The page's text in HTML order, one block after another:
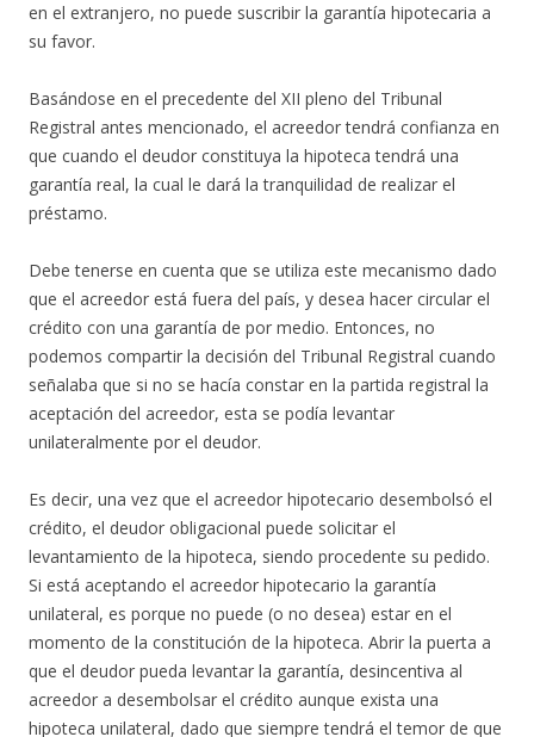
en el extranjero, no puede suscribir la garantía hipotecaria a
su favor.
Basándose en el precedente del XII pleno del Tribunal
Registral antes mencionado, el acreedor tendrá confianza en
que cuando el deudor constituya la hipoteca tendrá una
garantía real, la cual le dará la tranquilidad de realizar el
préstamo.
Debe tenerse en cuenta que se utiliza este mecanismo dado
que el acreedor está fuera del país, y desea hacer circular el
crédito con una garantía de por medio. Entonces, no
podemos compartir la decisión del Tribunal Registral cuando
señalaba que si no se hacía constar en la partida registral la
aceptación del acreedor, esta se podía levantar
unilateralmente por el deudor.
Es decir, una vez que el acreedor hipotecario desembolsó el
crédito, el deudor obligacional puede solicitar el
levantamiento de la hipoteca, siendo procedente su pedido.
Si está aceptando el acreedor hipotecario la garantía
unilateral, es porque no puede (o no desea) estar en el
momento de la constitución de la hipoteca. Abrir la puerta a
que el deudor pueda levantar la garantía, desincentiva al
acreedor a desembolsar el crédito aunque exista una
hipoteca unilateral, dado que siempre tendrá el temor de que